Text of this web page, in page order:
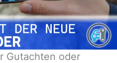
Gutachten oder